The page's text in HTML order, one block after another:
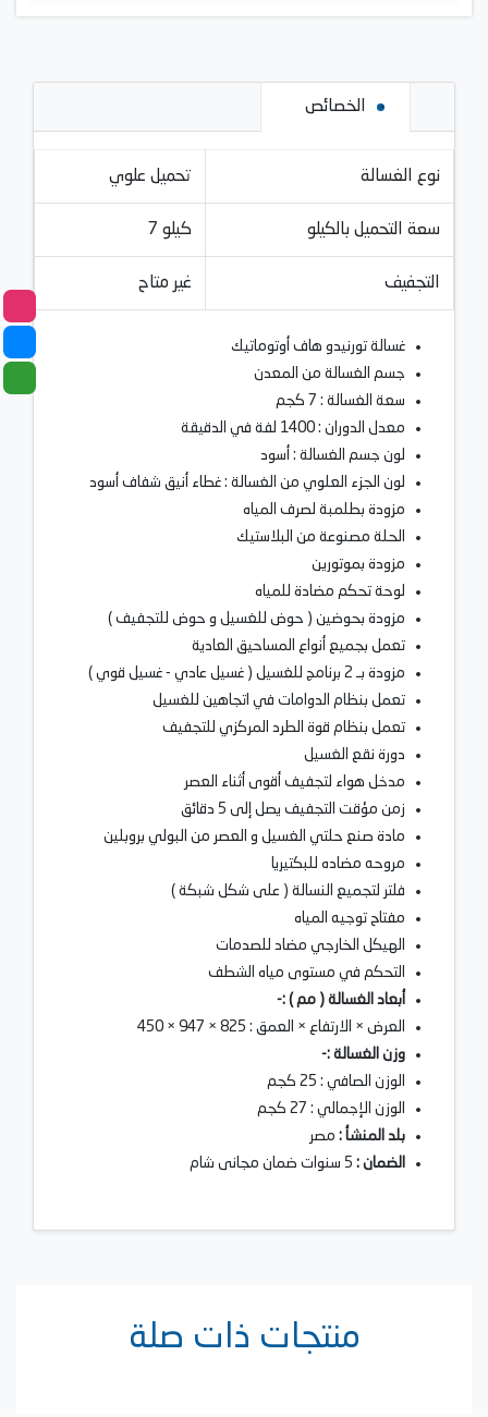
الخصائص
نوع الغسالة تحميل علوي
سعة التحميل بالكيلو 7 كيلو
التجفيف غير متاح
غسالة تورنيدو هاف أوتوماتيك
جسم الغسالة من المعدن
سعة الغسالة : 7 كجم
معدل الدوران : 1400 لفة في الدقيقة
لون جسم الغسالة : أسود
لون الجزء العلوي من الغسالة : غطاء أنيق شفاف أسود
مزودة بطلمبة لصرف المياه
الحلة مصنوعة من البلاستيك
مزودة بموتورين
لوحة تحكم مضادة للمياه
مزودة بحوضين ( حوض للغسيل و حوض للتجفيف )
تعمل بجميع أنواع المساحيق العادية
مزودة بـ 2 برنامج للغسيل ( غسيل عادي - غسيل قوي )
تعمل بنظام الدوامات في اتجاهين للغسيل
تعمل بنظام قوة الطرد المركزي للتجفيف
دورة نقع الغسيل
مدخل هواء لتجفيف أقوى أثناء العصر
زمن مؤقت التجفيف يصل إلى 5 دقائق
مادة صنع حلتي الغسيل و العصر من البولي بروبلين
مروحه مضاده للبكتيريا
فلتر لتجميع النسالة ( على شكل شبكة )
مفتاح توجيه المياه
الهيكل الخارجي مضاد للصدمات
التحكم في مستوى مياه الشطف
أبعاد الغسالة ( مم ) :-
العرض × الارتفاع × العمق : 825 × 947 × 450
وزن الغسالة :-
الوزن الصافي : 25 كجم
الوزن الإجمالي : 27 كجم
بلد المنشأ : مصر
الضمان :
منتجات ذات صلة